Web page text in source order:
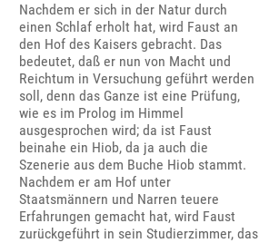
Nachdem er sich in der Natur durch
einen Schlaf erholt hat, wird Faust an
den Hof des Kaisers gebracht. Das
bedeutet, daß er nun von Macht und
Reichtum in Versuchung geführt werden
soll, denn das Ganze ist eine Prüfung,
wie es im Prolog im Himmel
ausgesprochen wird; da ist Faust
beinahe ein Hiob, da ja auch die
Szenerie aus dem Buche Hiob stammt.
Nachdem er am Hof unter
Staatsmännern und Narren teuere
Erfahrungen gemacht hat, wird Faust
zurückgeführt in sein Studierzimmer, das